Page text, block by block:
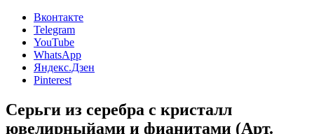
Вконтакте
Telegram
YouTube
WhatsApp
Яндекс.Дзен
Pinterest
Серьги из серебра с кристалл
ювелирныйами и фианитами (Арт.